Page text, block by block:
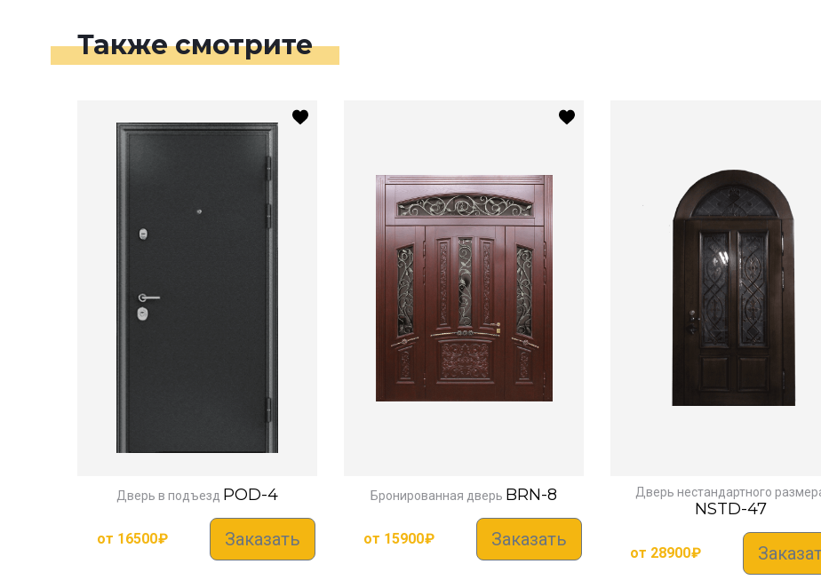
Также смотрите
Дверь в подъезд POD-4
от 16500₽ Заказать
Бронированная дверь BRN-8
от 15900₽ Заказать
Дверь нестандартного
NSTD-47
от 28900₽